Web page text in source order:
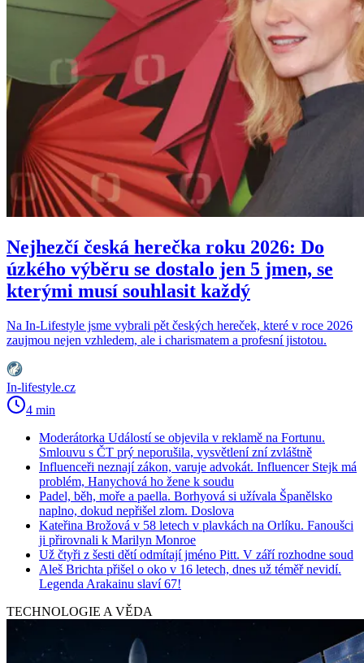
Nejhezčí česká herečka roku 2026: Do
úzkého výběru se dostalo jen 5 jmen, se
kterými musí souhlasit každý
Na In-Lifestyle jsme vybrali pět českých hereček, které v roce 2026
zaujmou nejen vzhledem, ale i charismatem a profesní jistotou.
In-lifestyle.cz
4 min
Moderátorka Událostí se objevila v reklamě na Fortunu.
Smlouvu s ČT prý neporušila, vysvětlení zní zvláštně
Influenceři neznají zákon, varuje advokát. Influencer Stejk má
problém, Hanychová ho žene k soudu
Padel, běh, moře a paella. Borhyová si užívala Španělsko
naplno, dokud nepřišel zlom. Doslova
Kateřina Brožová v 58 letech v plavkách na Orlíku. Fanoušci
ji přirovnali k Marilyn Monroe
Už čtyři z šesti dětí odmítají jméno Pitt. V září rozhodne soud
Aleš Brichta přišel o oko v 16 letech, dnes už téměř nevidí.
Legenda Arakainu slaví 67!
TECHNOLOGIE A VĚDA